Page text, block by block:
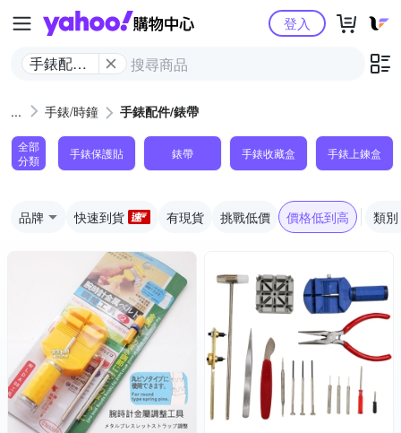
Yahoo購物中心
手錶配件/
登入
手錶/時鐘 手錶配件/錶帶
全部
分類
手錶保護貼 錶帶 手錶收藏盒 手錶上鍊盒
品牌 快速到貨 有現貨 挑戰低價 價格低到高 類別